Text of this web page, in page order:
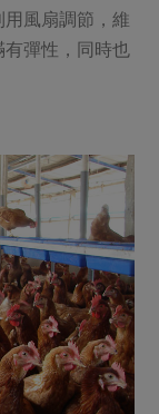
風扇調節，維
彈性，同時也